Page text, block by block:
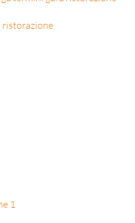
ristorazione
1